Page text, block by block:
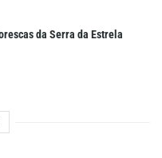
da Serra da Estrela